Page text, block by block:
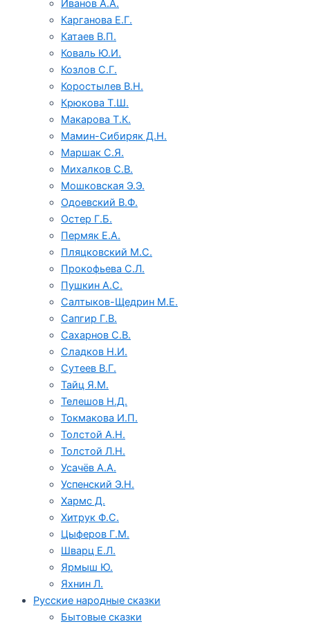
Иванов А.А.
Карганова Е.Г.
Катаев В.П.
Коваль Ю.И.
Козлов С.Г.
Коростылев В.Н.
Крюкова Т.Ш.
Макарова Т.К.
Мамин-Сибиряк Д.Н.
Маршак С.Я.
Михалков С.В.
Мошковская Э.Э.
Одоевский В.Ф.
Остер Г.Б.
Пермяк Е.А.
Пляцковский М.С.
Прокофьева С.Л.
Пушкин А.С.
Салтыков-Щедрин М.Е.
Сапгир Г.В.
Сахарнов С.В.
Сладков Н.И.
Сутеев В.Г.
Тайц Я.М.
Телешов Н.Д.
Токмакова И.П.
Толстой А.Н.
Толстой Л.Н.
Усачёв А.А.
Успенский Э.Н.
Хармс Д.
Хитрук Ф.С.
Цыферов Г.М.
Шварц Е.Л.
Ярмыш Ю.
Яхнин Л.
Русские народные сказки
Бытовые сказки